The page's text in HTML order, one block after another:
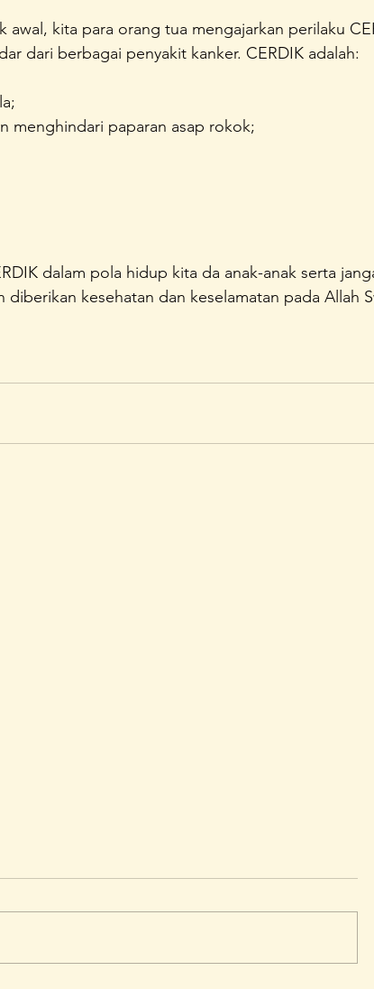
awal, kita para orang tua mengajarkan perilaku
dari berbagai penyakit kanker. CERDIK adalah:
menghindari paparan asap rokok;
dalam pola hidup kita da anak-anak serta
kesehatan dan keselamatan pada Allah